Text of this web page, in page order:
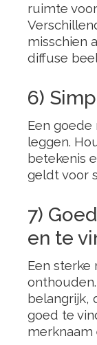
ruimte
misschien
diffuse
6)
Een
leggen.
betekenis
geldt voor
7)
en te
Een sterke
belangrijk,
goed te
merknaam